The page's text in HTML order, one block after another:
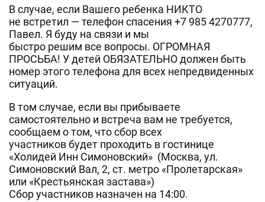
В случае, если Вашего ребенка НИКТО
не встретил — телефон спасения +7 985 4270777,
Павел. Я буду на связи и мы
быстро решим все вопросы. ОГРОМНАЯ
ПРОСЬБА! У детей ОБЯЗАТЕЛЬНО должен быть
номер этого телефона для всех непредвиденных
ситуаций.
В том случае, если вы прибываете
самостоятельно и встреча вам не требуется,
сообщаем о том, что сбор всех
участников будет проходить в гостинице
«Холидей Инн Симоновский» (Москва, ул.
Симоновский Вал, 2, ст. метро «Пролетарская»
или «Крестьянская застава»)
Сбор участников назначен на 14:00.